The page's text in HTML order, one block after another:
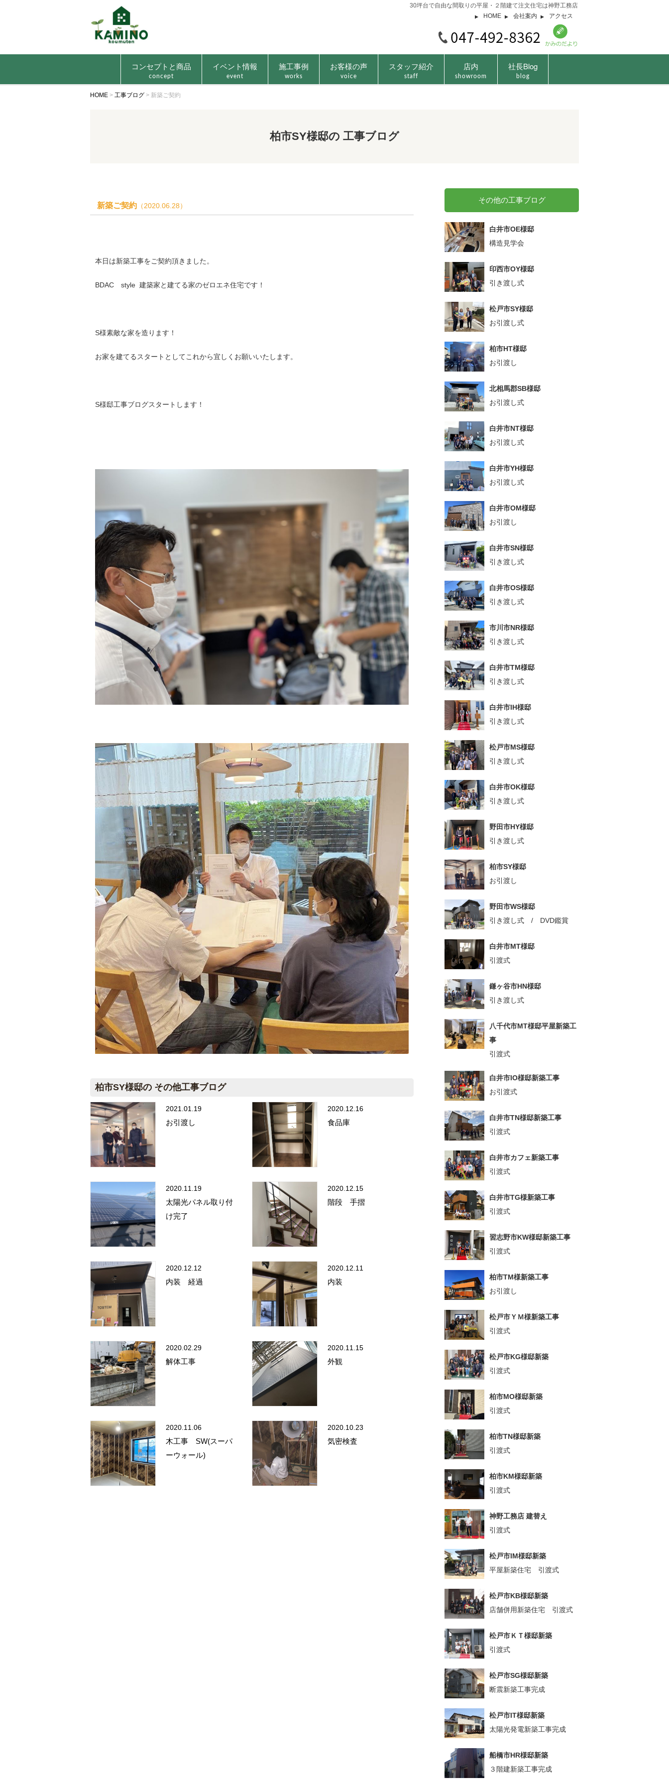
30坪台で自由な間取りの平屋・２階建て注文住宅は神野工務店
HOME
会社案内 アクセス
コンセプトと商品
concept
イベント情報
event
施工事例
works
お客様の声
voice
スタッフ紹介
staff
店内
showroom
社長Blog
blog
HOME > 工事ブログ > 新築ご契約
柏市SY様邸の 工事ブログ
新築ご契約 （2020.06.28）
本日は新築工事をご契約頂きました。
BDAC style 建築家と建てる家のゼロエネ住宅です！
S様素敵な家を造ります！
お家を建てるスタートとしてこれから宜しくお願いいたします。
S様邸工事ブログスタートします！
柏市SY様邸の その他工事ブログ
2021.01.19
お引渡し
2020.12.16
食品庫
2020.11.19
太陽光パネル取り付
け完了
2020.12.15
階段 手摺
2020.12.12
内装 経過
2020.12.11
内装
2020.02.29
解体工事
2020.11.15
外観
2020.11.06
木工事 SW(スーパ
ーウォール)
2020.10.23
気密検査
その他の工事ブログ
白井市OE様邸
構造見学会
印西市OY様邸
引き渡し式
松戸市SY様邸
お引渡し式
柏市HT様邸
お引渡し
北相馬郡SB様邸
お引渡し式
白井市NT様邸
お引渡し式
白井市YH様邸
お引渡し式
白井市OM様邸
お引渡し
白井市SN様邸
引き渡し式
白井市OS様邸
引き渡し式
市川市NR様邸
引き渡し式
白井市TM様邸
引き渡し式
白井市IH様邸
引き渡し式
松戸市MS様邸
引き渡し式
白井市OK様邸
引き渡し式
野田市HY様邸
引き渡し式
柏市SY様邸
お引渡し
野田市WS様邸
引き渡し式 / DVD鑑賞
白井市MT様邸
引渡式
鎌ヶ谷市HN様邸
引き渡し式
八千代市MT様邸平屋新築工
事
引渡式
白井市IO様邸新築工事
お引渡式
白井市TN様邸新築工事
引渡式
白井市カフェ新築工事
引渡式
白井市TG様新築工事
引渡式
習志野市KW様邸新築工事
引渡式
柏市TM様新築工事
お引渡し
松戸市ＹＭ様新築工事
引渡式
松戸市KG様邸新築
引渡式
柏市MO様邸新築
引渡式
柏市TN様邸新築
引渡式
柏市KM様邸新築
引渡式
神野工務店 建替え
引渡式
松戸市IM様邸新築
平屋新築住宅 引渡式
松戸市KB様邸新築
店舗併用新築住宅 引渡式
松戸市ＫＴ様邸新築
引渡式
松戸市SG様邸新築
断震新築工事完成
松戸市IT様邸新築
太陽光発電新築工事完成
船橋市HR様邸新築
３階建新築工事完成